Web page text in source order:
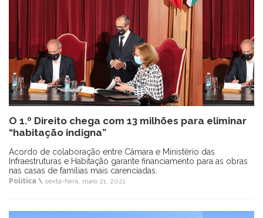
O 1.º Direito chega com 13 milhões para eliminar
“habitação indigna”
Acordo de colaboração entre Câmara e Ministério das
Infraestruturas e Habitação garante financiamento para as obras
nas casas de famílias mais carenciadas.
Política \ sexta-feira, maio 21, 2021